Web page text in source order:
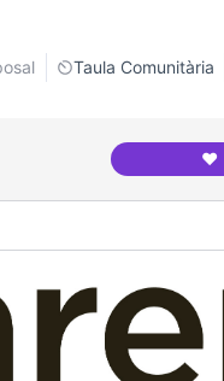
i els Indians
Taula Comunitària
❤️